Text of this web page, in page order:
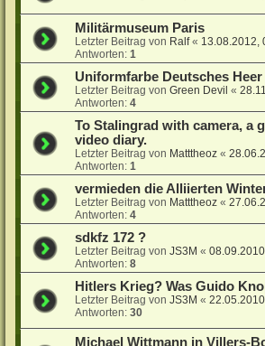
Militärmuseum Paris
Letzter Beitrag von Ralf« 13.08.2012,
Antworten:1
Uniformfarbe Deutsches Heer
Letzter Beitrag vonGreen Devil «
Antworten:4
To Stalingrad with camera, a
video diary.
Letzter Beitrag von Matttheoz «
Antworten:1
vermieden die Alliierten
Letzter Beitrag von Matttheoz «
Antworten:4
sdkfz 172 ?
Letzter Beitrag vonJS3M «
Antworten:8
Hitlers Krieg? Was Guido
Letzter Beitrag vonJS3M «
Antworten:30
Michael Wittmann in Villers-